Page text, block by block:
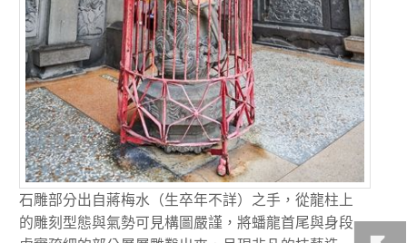
石雕部分出自蔣梅水（生卒年不詳）之手，從龍柱上
的雕刻型態與氣勢可見構圖嚴謹，將蟠龍首尾與身段